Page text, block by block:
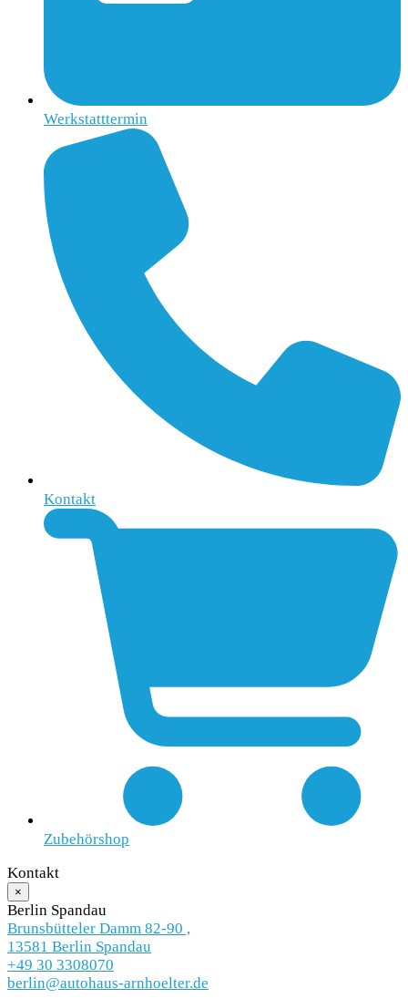
Werkstatttermin
Kontakt
Zubehörshop
Kontakt
×
Berlin Spandau
Brunsbütteler Damm 82-90 ,
13581 Berlin Spandau
+49 30 3308070
berlin@autohaus-arnhoelter.de